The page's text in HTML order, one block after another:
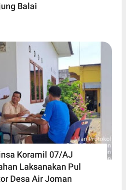
Balai
Koramil 07/AJ
Laksanakan Pul
Desa Air Joman